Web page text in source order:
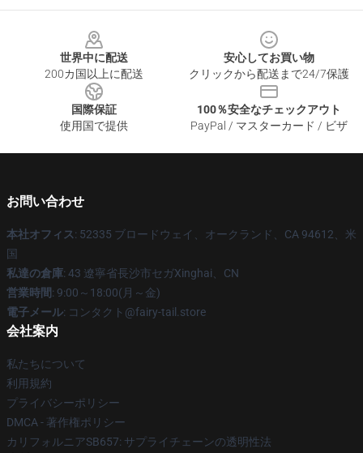
世界中に配送
200カ国以上に配送
安心してお買い物
クリックから配送まで24/7保護
国際保証
使用国で提供
100％安全なチェックアウト
PayPal / マスターカード / ビザ
お問い合わせ
本社オフィス: 52335 ブロードウェイ、オークランド、CA 94612、米
国
私達の倉庫: 43 遼寧省長沙市セガXinghai、CN
営業時間: 9:00～18:00(月～金)
電子メール: コンタクト@fairy-tail.store
会社案内
私たちについて
利用規約
プライバシーポリシー
DMCA - 著作権ポリシー
カリフォルニアSB657: サプライチェーンの透明性法